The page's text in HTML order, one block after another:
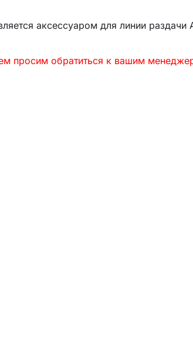
аксессуаром для линии раздачи
просим обратиться к вашим